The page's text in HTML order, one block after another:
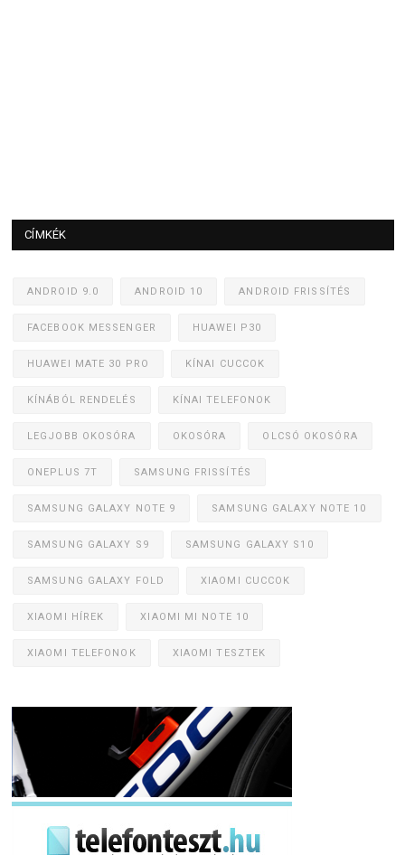
CÍMKÉK
ANDROID 9.0 ANDROID 10 ANDROID FRISSÍTÉS
FACEBOOK MESSENGER HUAWEI P30
HUAWEI MATE 30 PRO KÍNAI CUCCOK
KÍNÁBÓL RENDELÉS KÍNAI TELEFONOK
LEGJOBB OKOSÓRA OKOSÓRA OLCSÓ OKOSÓRA
ONEPLUS 7T SAMSUNG FRISSÍTÉS
SAMSUNG GALAXY NOTE 9 SAMSUNG GALAXY NOTE 10
SAMSUNG GALAXY S9 SAMSUNG GALAXY S10
SAMSUNG GALAXY FOLD XIAOMI CUCCOK
XIAOMI HÍREK XIAOMI MI NOTE 10
XIAOMI TELEFONOK XIAOMI TESZTEK